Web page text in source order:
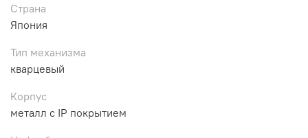
Страна
Япония
Тип механизма
кварцевый
Корпус
металл с IP покрытием